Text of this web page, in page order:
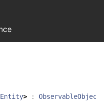
Entity> : ObservableObject